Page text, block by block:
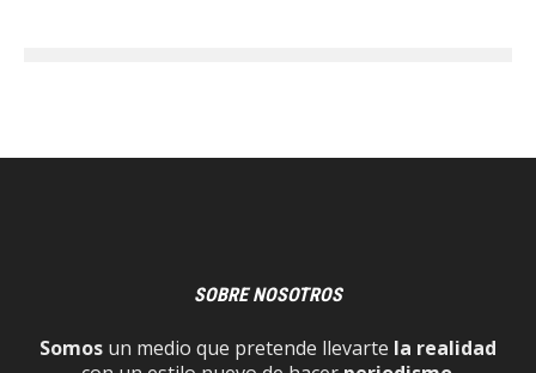
SOBRE NOSOTROS
Somos un medio que pretende llevarte la realidad